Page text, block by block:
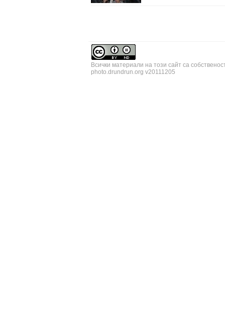
Всички материали на този сайт са
photo.drundrun.org v20111205